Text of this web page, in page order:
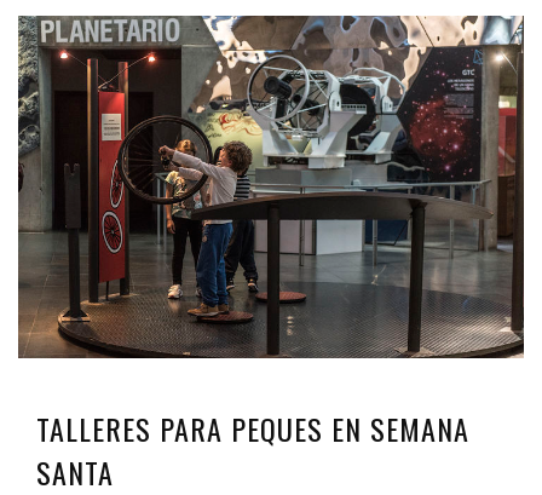
TALLERES PARA PEQUES EN SEMANA
SANTA